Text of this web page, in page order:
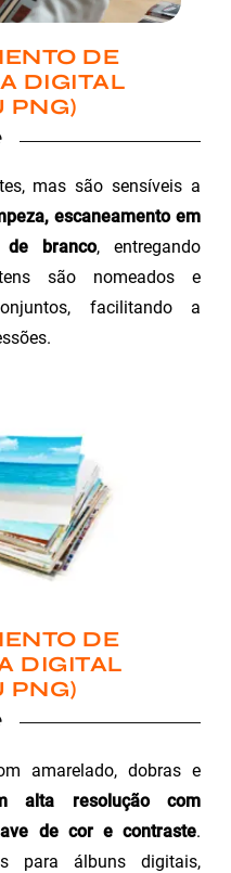
DE
DIGITAL
PNG)
mas são sensíveis a
escaneamento em
branco, entregando
são nomeados e
facilitando a
DE
DIGITAL
PNG)
amarelado, dobras e
alta resolução com
de cor e contraste.
para álbuns digitais,